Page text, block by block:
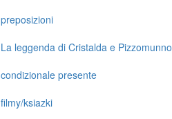
preposizioni
La leggenda di Cristalda e Pizzomunno
condizionale presente
filmy/ksiazki